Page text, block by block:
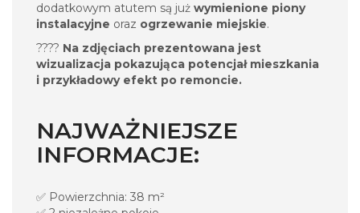
dodatkowym atutem są już wymienione piony
instalacyjne oraz ogrzewanie miejskie.
???? Na zdjęciach prezentowana jest
wizualizacja pokazująca potencjał mieszkania
i przykładowy efekt po remoncie.
NAJWAŻNIEJSZE
INFORMACJE:
✅ Powierzchnia: 38 m²